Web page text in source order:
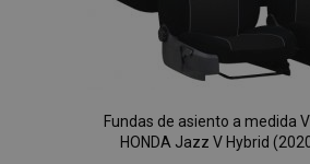
Fundas de asiento a medida
HONDA Jazz V Hybrid